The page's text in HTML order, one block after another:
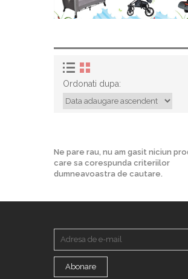
Ordonati dupa:
Ne pare rau, nu am gasit niciun
care sa corespunda criteriilor
dumneavoastra de cautare.
Abonare